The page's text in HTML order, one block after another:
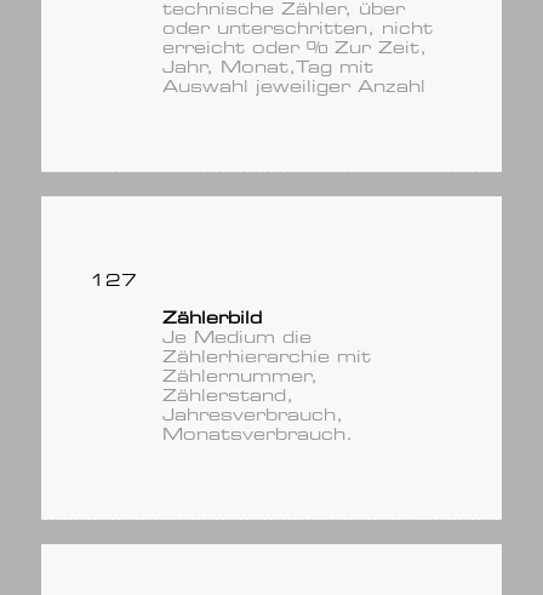
technische Zähler, über
oder unterschritten, nicht
erreicht oder % Zur Zeit,
Jahr, Monat,Tag mit
Auswahl jeweiliger Anzahl
127
Zählerbild
Je Medium die
Zählerhierarchie mit
Zählernummer,
Zählerstand,
Jahresverbrauch,
Monatsverbrauch.